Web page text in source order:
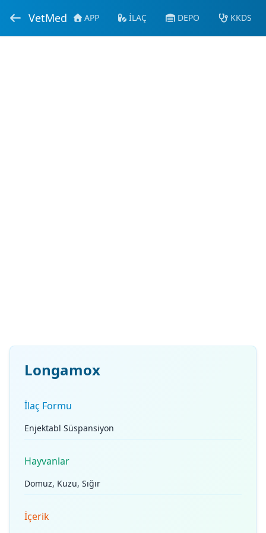
VetMed APP İLAÇ DEPO KKDS
Longamox
İlaç Formu
Enjektabl Süspansiyon
Hayvanlar
Domuz, Kuzu, Sığır
İçerik